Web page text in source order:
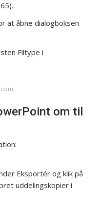
at åbne dialogboksen
Filtype i
om til
Eksportér og klik på
uddelingskopier i